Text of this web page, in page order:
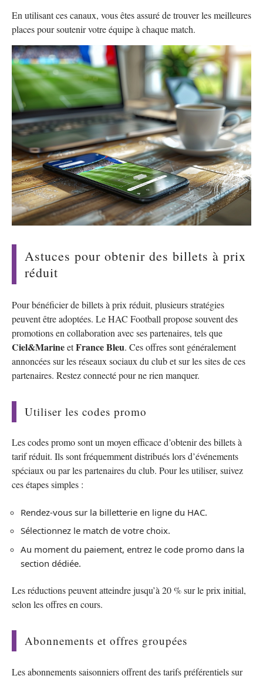
En utilisant ces canaux, vous êtes assuré de trouver les meilleures
places pour soutenir votre équipe à chaque match.
Astuces pour obtenir des billets à prix
réduit
Pour bénéficier de billets à prix réduit, plusieurs stratégies
peuvent être adoptées. Le HAC Football propose souvent des
promotions en collaboration avec ses partenaires, tels que
Ciel&MarineetFrance Bleu. Ces offres sont généralement
annoncées sur les réseaux sociaux du club et sur les sites de ces
partenaires. Restez connecté pour ne rien manquer.
Utiliser les codes promo
Les codes promo sont un moyen efficace d’obtenir des billets à
tarif réduit. Ils sont fréquemment distribués lors d’événements
spéciaux ou par les partenaires du club. Pour les utiliser, suivez
ces étapes simples :
Rendez-vous sur la billetterie en ligne du HAC.
Sélectionnez le match de votre choix.
Au moment du paiement, entrez le code promo dans la
section dédiée.
Les réductions peuvent atteindre jusqu’à 20 % sur le prix initial,
selon les offres en cours.
Abonnements et offres groupées
Les abonnements saisonniers offrent des tarifs préférentiels sur